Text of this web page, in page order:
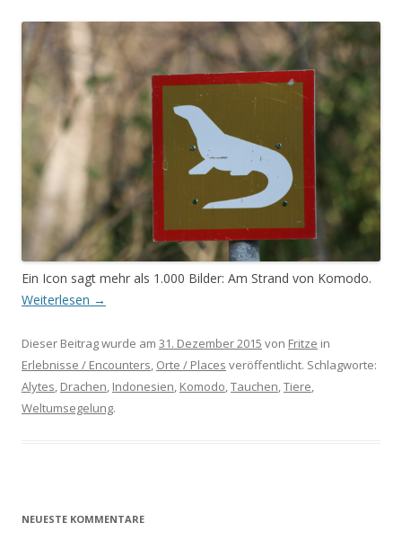
Ein Icon sagt mehr als 1.000 Bilder: Am Strand von Komodo.
Weiterlesen →
Dieser Beitrag wurde am 31. Dezember 2015 von Fritze in
Erlebnisse / Encounters, Orte / Places veröffentlicht. Schlagworte:
Alytes, Drachen, Indonesien, Komodo,Tauchen,Tiere,
Weltumsegelung.
NEUESTE KOMMENTARE